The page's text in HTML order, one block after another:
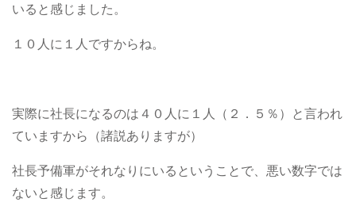
いると感じました。
１０人に１人ですからね。
実際に社長になるのは４０人に１人（２．５％）と言われ
ていますから（諸説ありますが）
社長予備軍がそれなりにいるということで、悪い数字では
ないと感じます。